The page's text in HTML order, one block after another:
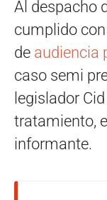
Al despacho
cumplido
de audiencia
caso semi
legislador
tratamiento,
informante.